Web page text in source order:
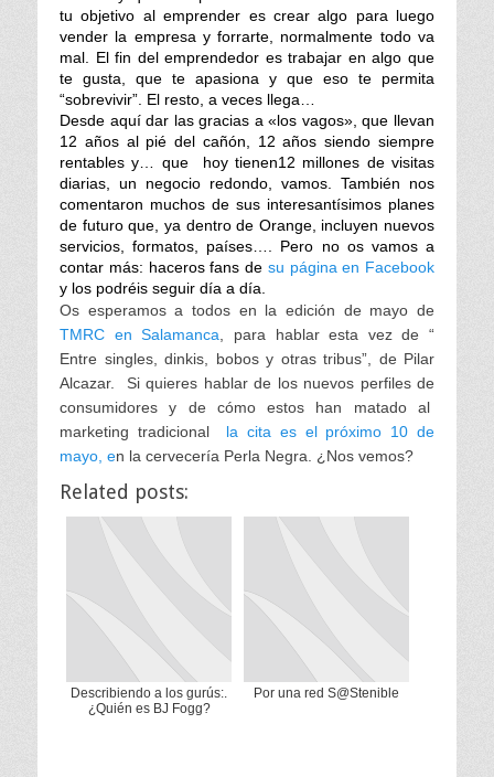
tu objetivo al emprender es crear algo para luego
vender la empresa y forrarte, normalmente todo va
mal. El fin del emprendedor es trabajar en algo que
te gusta, que te apasiona y que eso te permita
“sobrevivir”. El resto, a veces llega…
Desde aquí dar las gracias a «los vagos», que llevan
12 años al pié del cañón, 12 años siendo siempre
rentables y… que hoy tienen12 millones de visitas
diarias, un negocio redondo, vamos. También nos
comentaron muchos de sus interesantísimos planes
de futuro que, ya dentro de Orange, incluyen nuevos
servicios, formatos, países…. Pero no os vamos a
contar más: haceros fans de su página en Facebook
y los podréis seguir día a día.
Os esperamos a todos en la edición de mayo de
TMRC en Salamanca , para hablar esta vez de “
Entre singles, dinkis, bobos y otras tribus”, de Pilar
Alcazar. Si quieres hablar de los nuevos perfiles de
consumidores y de cómo estos han matado al
marketing tradicional la cita es el próximo 10 de
mayo, en la cervecería Perla Negra. ¿Nos vemos?
Related posts:
Describiendo a los gurús:.
¿Quién es BJ Fogg?
Por una red S@Stenible